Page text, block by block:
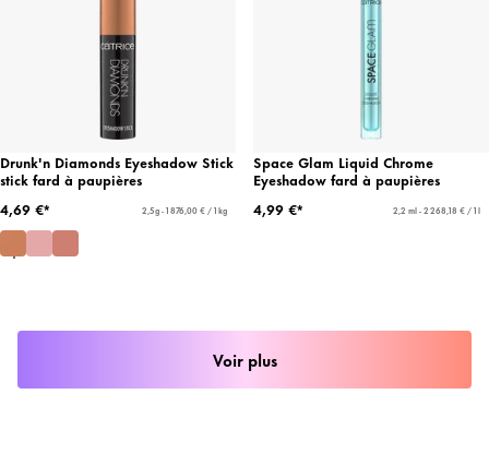
Drunk'n Diamonds Eyeshadow Stick
stick fard à paupières
4,69 €*
2,5 g - 1 876,00 € / 1 kg
Space Glam Liquid Chrome
Eyeshadow fard à paupières
4,99 €*
2,2 ml - 2 268,18 € / 1 l
Voir plus